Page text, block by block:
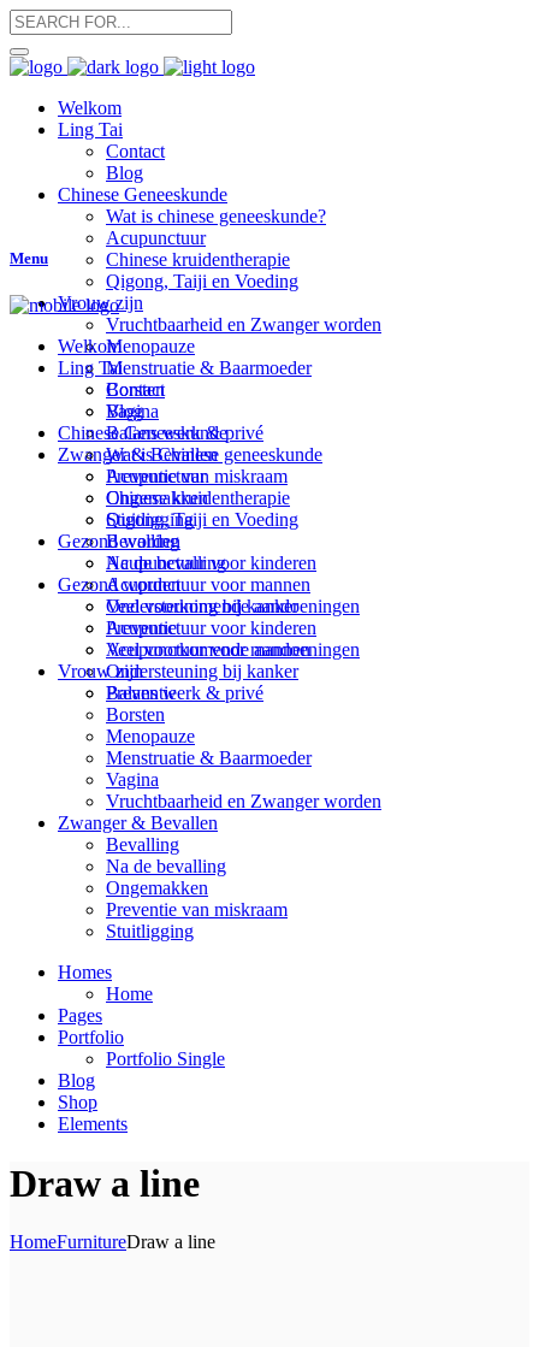
Welkom
Ling Tai
Contact
Blog
Chinese Geneeskunde
Wat is chinese geneeskunde?
Acupunctuur
Chinese kruidentherapie
Qigong, Taiji en Voeding
Vrouw zijn
Vruchtbaarheid en Zwanger worden
Menopauze
Menstruatie & Baarmoeder
Borsten
Vagina
Balans werk & privé
Zwanger & Bevallen
Preventie van miskraam
Ongemakken
Stuitligging
Bevalling
Na de bevalling
Gezond worden
Veel voorkomende aandoeningen
Acupunctuur voor kinderen
Acupunctuur voor mannen
Ondersteuning bij kanker
Preventie
Menu
Welkom
Ling Tai
Contact
Blog
Chinese Geneeskunde
Wat is Chinese geneeskunde
Acupunctuur
Chinese kruidentherapie
Qigong, Taiji en Voeding
Gezond worden
Acupunctuur voor kinderen
Acupunctuur voor mannen
Ondersteuning bij kanker
Preventie
Veel voorkomende aandoeningen
Vrouw zijn
Balans werk & privé
Borsten
Menopauze
Menstruatie & Baarmoeder
Vagina
Vruchtbaarheid en Zwanger worden
Zwanger & Bevallen
Bevalling
Na de bevalling
Ongemakken
Preventie van miskraam
Stuitligging
Homes
Home
Pages
Portfolio
Portfolio Single
Blog
Shop
Elements
Draw a line
HomeFurnitureDraw a line